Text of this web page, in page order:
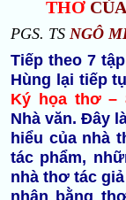
THƠ
PGS. TS NGÔ
Tiếp theo 7
Hùng lại tiếp
Ký họa thơ –
Nhà văn. Đây
hiểu của nhà
tác phẩm,
nhà thơ tác